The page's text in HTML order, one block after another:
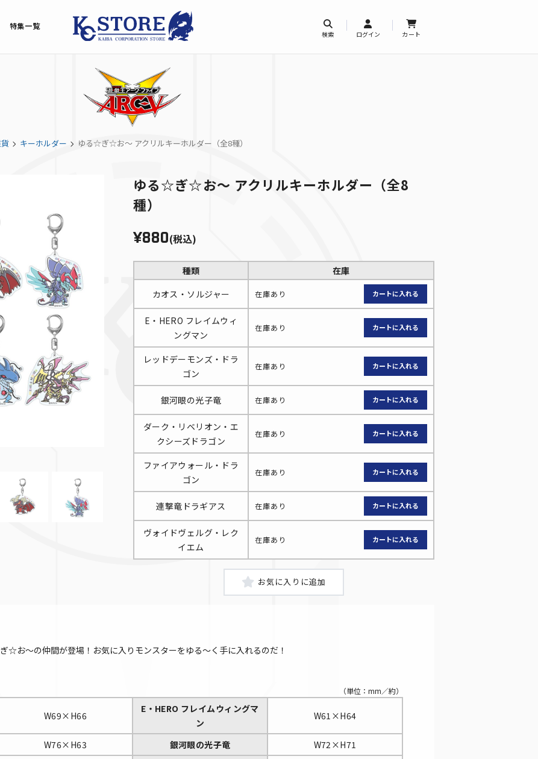
特集一覧
検索 ログイン カート
キーホルダー ゆる☆ぎ☆お～ アクリルキーホルダー（全8種）
ゆる☆ぎ☆お～ アクリルキーホルダー（全8
種）
¥880(税込)
種類
在庫
カオス・ソルジャー
在庫あり
E・HERO フレイムウィ
ングマン
在庫あり
レッドデーモンズ・ドラ
ゴン
在庫あり
銀河眼の光子竜 在庫あり
ダーク・リベリオン・エ
クシーズドラゴン
在庫あり
ファイアウォール・ドラ
ゴン
在庫あり
連撃竜ドラギアス 在庫あり
ヴォイドヴェルグ・レク
イエム
在庫あり
☆お～の仲間が登場！お気に入りモンスターをゆる～く手に入れるのだ！
（単位：mm／約）
W69×H66
E・HERO フレイムウィングマ
ン
W61×H64
W76×H63 銀河眼の光子竜
W72×H71